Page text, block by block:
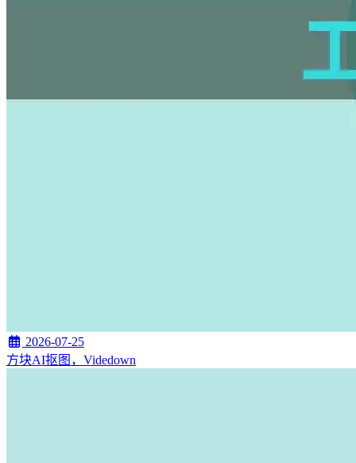
2026-07-25
方块AI抠图，Videdown